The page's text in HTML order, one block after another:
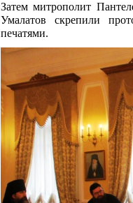
Затем митрополит
Умалатов скрепили
печатями.